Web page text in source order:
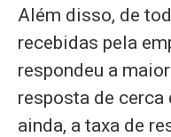
Além disso, de
recebidas pela
respondeu a
resposta de cerca
ainda, a taxa de